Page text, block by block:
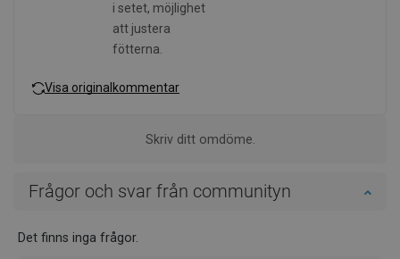
i setet, möjlighet
att justera
fötterna.
Visa originalkommentar
Skriv ditt omdöme.
Frågor och svar från communityn
Det finns inga frågor.